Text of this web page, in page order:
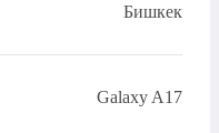
Бишкек
Galaxy A17